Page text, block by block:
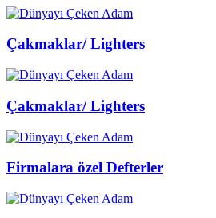
Çakmaklar/ Lighters
Çakmaklar/ Lighters
Firmalara özel Defterler